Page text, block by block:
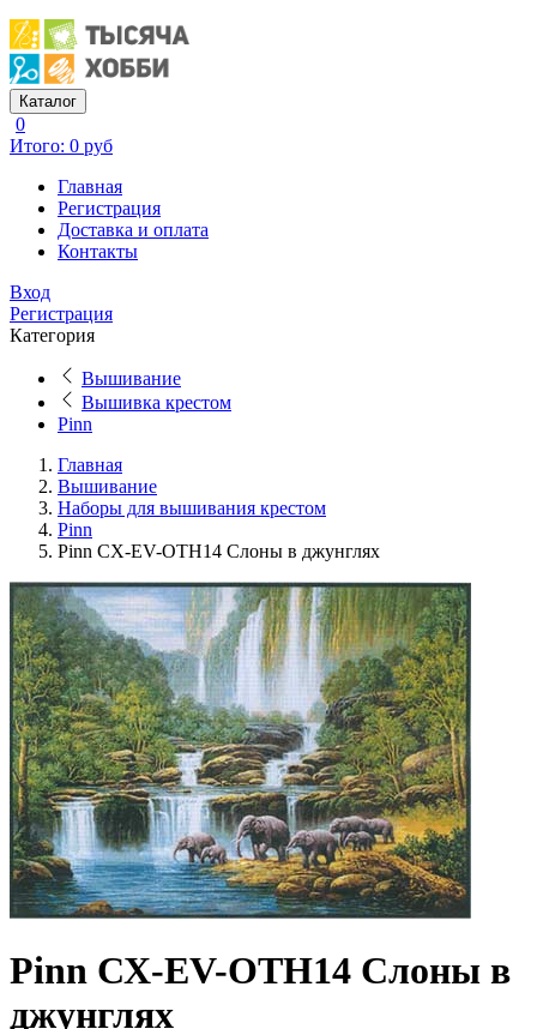
Каталог
0
Итого: 0 руб
Главная
Регистрация
Доставка и оплата
Контакты
Вход
Регистрация
Категория
Вышивание
Вышивка крестом
Pinn
Главная
Вышивание
Наборы для вышивания крестом
Pinn
Pinn СХ-EV-OTH14 Слоны в джунглях
Pinn СХ-EV-OTH14 Слоны в
джунглях